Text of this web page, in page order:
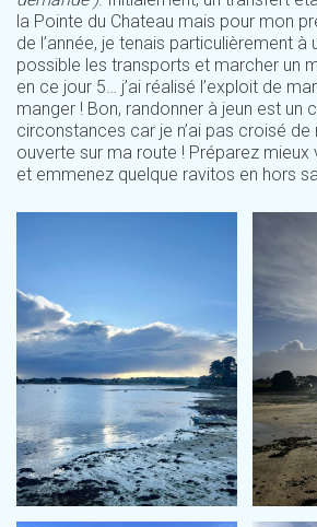
la Pointe du Chateau mais pour mon
de l’année, je tenais particulièrement à
possible les transports et marcher un
en ce jour 5… j’ai réalisé l’exploit de
manger ! Bon, randonner à jeun est un
circonstances car je n’ai pas croisé
ouverte sur ma route ! Préparez
et emmenez quelque ravitos en hors